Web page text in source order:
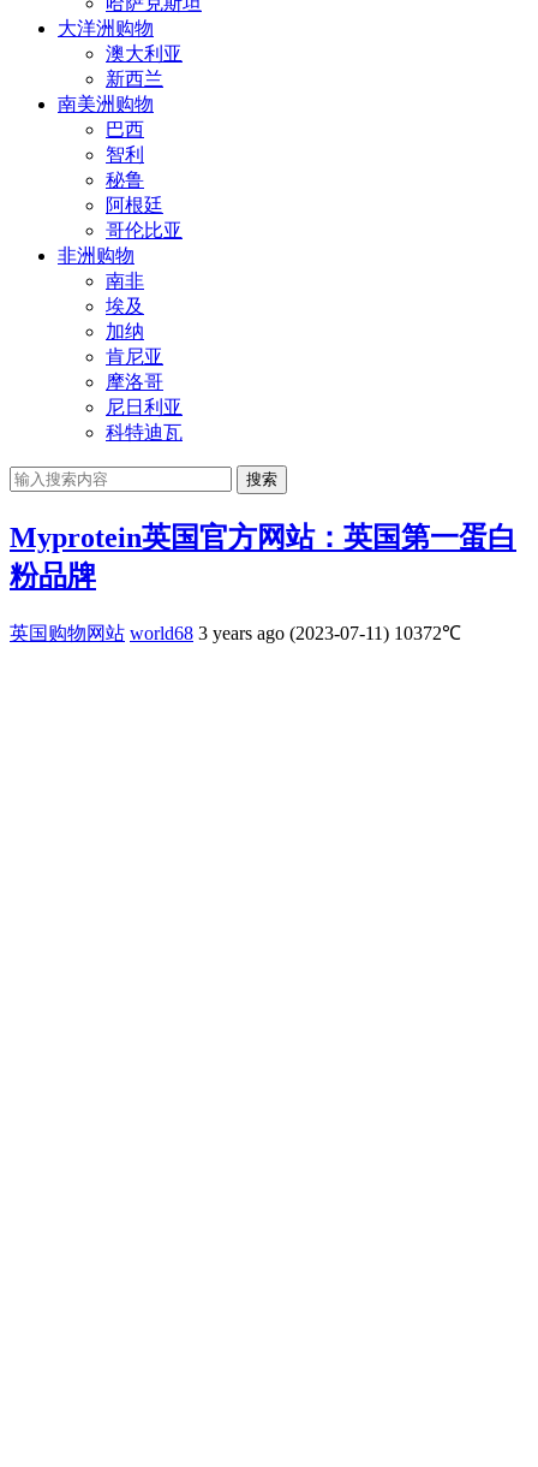
大洋洲购物
澳大利亚
新西兰
南美洲购物
巴西
智利
秘鲁
阿根廷
哥伦比亚
非洲购物
南非
埃及
加纳
肯尼亚
摩洛哥
尼日利亚
科特迪瓦
搜索
Myprotein英国官方网站：英国第一蛋白
粉品牌
英国购物网站 world68 3 years ago (2023-07-11) 10372℃